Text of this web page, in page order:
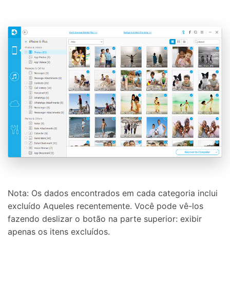
Nota: Os dados encontrados em cada categoria inclui
excluído Aqueles recentemente. Você pode vê-los
fazendo deslizar o botão na parte superior: exibir
apenas os itens excluídos.